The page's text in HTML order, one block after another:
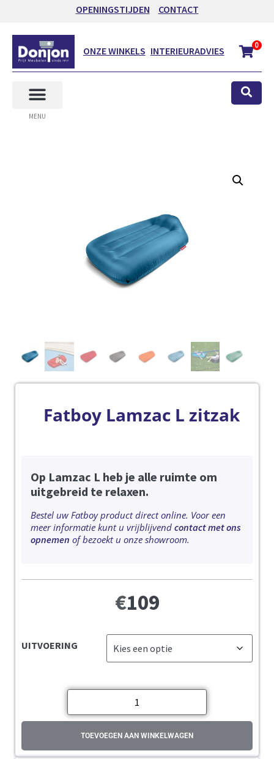
OPENINGSTIJDEN CONTACT
ONZE WINKELS INTERIEURADVIES 0
MENU
Fatboy Lamzac L zitzak
Op Lamzac L heb je alle ruimte om
uitgebreid te relaxen.
Bestel uw Fatboy product direct online. Voor een
meer informatie kunt u vrijblijvend contact met ons
opnemen of bezoekt u onze showroom.
€109
UITVOERING
TOEVOEGEN AAN WINKELWAGEN